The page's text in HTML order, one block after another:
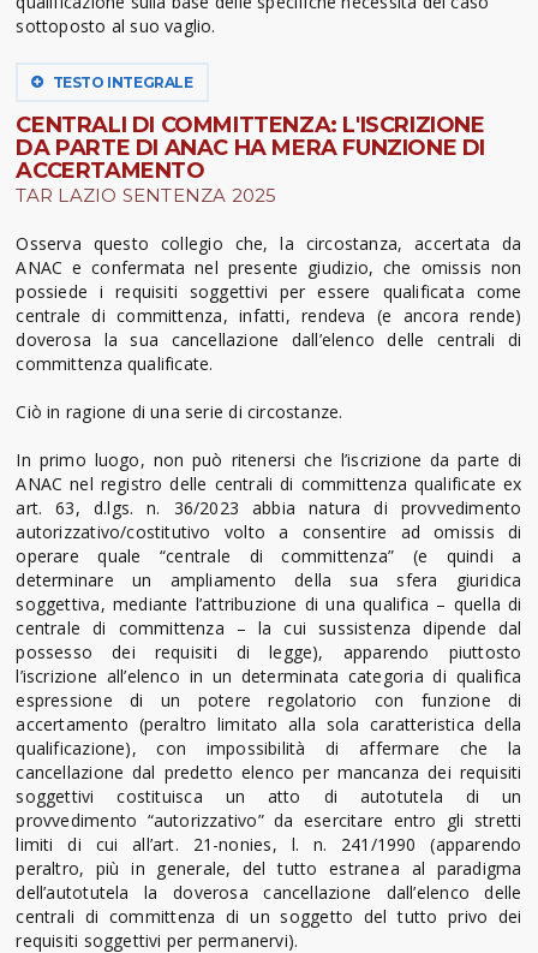
sottoposto al suo vaglio.
TESTO INTEGRALE
CENTRALI DI COMMITTENZA: L'ISCRIZIONE
DA PARTE DI ANAC HA MERA FUNZIONE DI
ACCERTAMENTO
TAR LAZIO SENTENZA 2025
Osserva questo collegio che, la circostanza, accertata da
ANAC e confermata nel presente giudizio, che omissis non
possiede i requisiti soggettivi per essere qualificata come
centrale di committenza, infatti, rendeva (e ancora rende)
doverosa la sua cancellazione dall’elenco delle centrali di
committenza qualificate.
Ciò in ragione di una serie di circostanze.
In primo luogo, non può ritenersi che l’iscrizione da parte di
ANAC nel registro delle centrali di committenza qualificate ex
art. 63, d.lgs. n. 36/2023 abbia natura di provvedimento
autorizzativo/costitutivo volto a consentire ad omissis di
operare quale “centrale di committenza” (e quindi a
determinare un ampliamento della sua sfera giuridica
soggettiva, mediante l’attribuzione di una qualifica – quella di
centrale di committenza – la cui sussistenza dipende dal
possesso dei requisiti di legge), apparendo piuttosto
l’iscrizione all’elenco in un determinata categoria di qualifica
espressione di un potere regolatorio con funzione di
accertamento (peraltro limitato alla sola caratteristica della
qualificazione), con impossibilità di affermare che la
cancellazione dal predetto elenco per mancanza dei requisiti
soggettivi costituisca un atto di autotutela di un
provvedimento “autorizzativo” da esercitare entro gli stretti
limiti di cui all’art. 21-nonies, l. n. 241/1990 (apparendo
peraltro, più in generale, del tutto estranea al paradigma
dell’autotutela la doverosa cancellazione dall’elenco delle
centrali di committenza di un soggetto del tutto privo dei
requisiti soggettivi per permanervi).